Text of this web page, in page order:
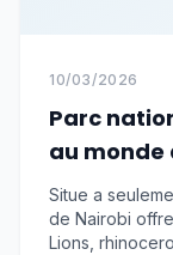
10/03/2026
Parc
au monde
Situe a
de Nairobi
Lions,